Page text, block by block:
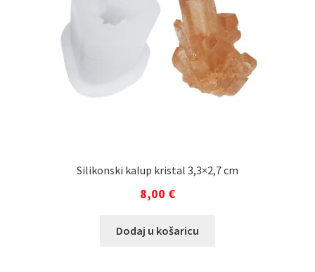
Silikonski kalup kristal 3,3×2,7 cm
8,00 €
Dodaj u košaricu